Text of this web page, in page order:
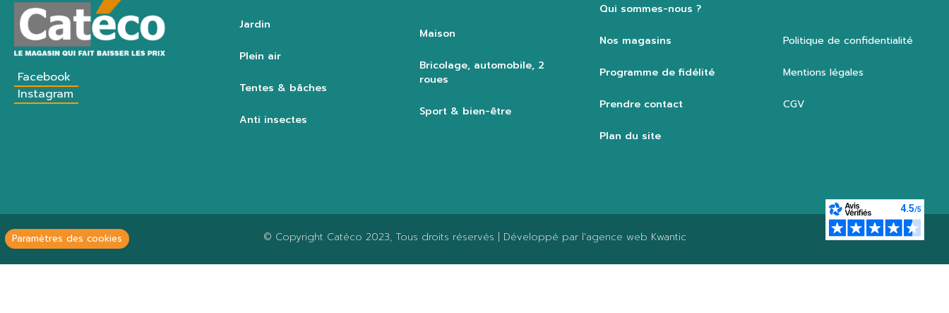
Facebook
Instagram
Jardin
Plein air
Tentes & bâches
Anti insectes
Maison
Bricolage, automobile, 2
roues
Sport & bien-être
Qui sommes-nous ?
Nos magasins
Programme de fidélité
Prendre contact
Plan du site
Politique de confidentialité
Mentions légales
CGV
© Copyright Catéco 2023, Tous droits réservés | Développé par l'agence web Kwantic
Paramètres des cookies